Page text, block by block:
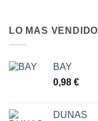
LO MAS VENDIDO
BAY
0,98 €
DUNAS